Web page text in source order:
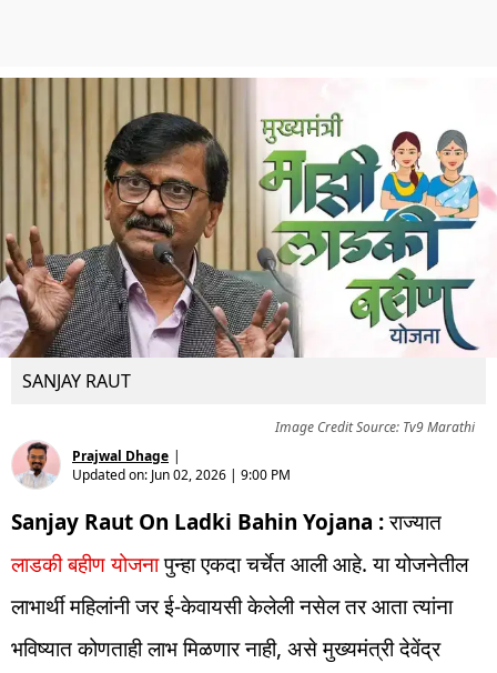
SANJAY RAUT
Image Credit Source: Tv9 Marathi
Prajwal Dhage |
Updated on: Jun 02, 2026 | 9:00 PM
Sanjay Raut On Ladki Bahin Yojana :राज्यात
लाडकी बहीण योजनापुन्हा एकदा चर्चेत आली आहे. या योजनेतील
लाभार्थी महिलांनी जर ई-केवायसी केलेली नसेल तर आता त्यांना
भविष्यात कोणताही लाभ मिळणार नाही, असे मुख्यमंत्री देवेंद्र